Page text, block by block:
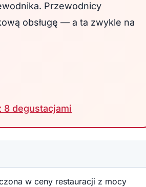
Przewodnicy
obsługę — a ta zwykle na
8 degustacjami
w ceny restauracji z mocy